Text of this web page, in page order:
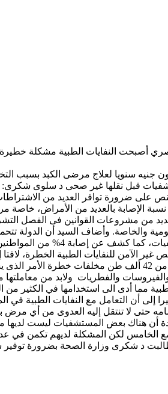
أصبحت النفايات الطبية مشكلة
قبل نقلها غير صحى د سلوى شكرى:
رقم 4 لسنة 1994 تنص على ضرورة توافر
من مشروعات القوانين فى الفصل
انتشار المرض فى
ألف طن سنويا بها أكبر من 42 ألف طن
والفطريات ولابد من معاملتها
مما أدى الى استخدامها في الكثير من
إلى أن التعامل مع النفايات الطبية
حتى لا تنتقل إليه العدوى من أي
أن هناك بعض المستشفيات ليست لديها
الخامس لكن المشكلة لديهم تكمن في
د شكرى وزارة الصحة بضرورة توفير